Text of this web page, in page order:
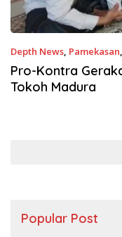
Depth News, Pamekasan,
Pro-Kontra
Tokoh Madura
Popular Post